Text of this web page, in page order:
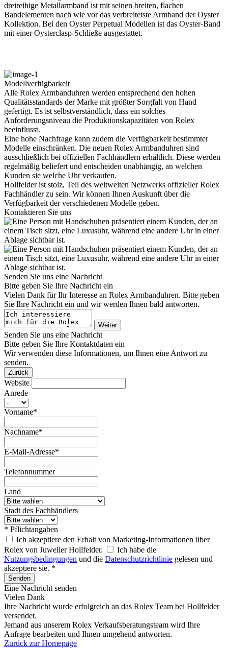
dreireihige Metallarmband ist mit seinen breiten, flachen
Bandelementen nach wie vor das verbreitetste Armband der Oyster
Kollektion. Bei den Oyster Perpetual Modellen ist das Oyster-Band
mit einer Oysterclasp-Schließe ausgestattet.
Modellverfügbarkeit
Alle Rolex Armbanduhren werden entsprechend den hohen
Qualitätsstandards der Marke mit größter Sorgfalt von Hand
gefertigt. Es ist selbstverständlich, dass ein solches
Anforderungsniveau die Produktions­kapazitäten von Rolex
beeinflusst.
Eine hohe Nachfrage kann zudem die Verfügbarkeit bestimmter
Modelle einschränken. Die neuen Rolex Armbanduhren sind
ausschließlich bei offiziellen Fachhändlern erhältlich. Diese werden
regelmäßig beliefert und entscheiden unabhängig, an welchen
Kunden sie welche Uhr verkaufen.
Hollfelderist stolz, Teil des weltweiten Netzwerks offiziellerRolex
Fachhändler zu sein. Wir können Ihnen Auskunft über die
Verfügbarkeit der verschiedenen Modelle geben.
Kontaktieren Sie uns
Senden Sie uns eine Nachricht
Bitte geben Sie Ihre Nachricht ein
Vielen Dank für Ihr Interesse an Rolex Armbanduhren. Bitte geben
Sie Ihre Nachricht ein und wir werden Ihnen bald antworten.
Weiter
Senden Sie uns eine Nachricht
Bitte geben Sie Ihre Kontaktdaten ein
Wir verwenden diese Informationen, um Ihnen eine Antwort zu
senden.
Zurück
Website
Anrede
Vorname*
Nachname*
E-Mail-Adresse*
Telefonnummer
Land
Stadt des Fachhändlers
* Pflichtangaben
Ich akzeptiere den Erhalt von Marketing-Informationen über
Rolex von Juwelier Hollfelder.
Ich habe die
Nutzungsbedingungen und die Datenschutzrichtlinie gelesen und
akzeptiere sie. *
Senden
Eine Nachricht senden
Vielen Dank
Ihre Nachricht wurde erfolgreich an das Rolex Team bei Hollfelder
versendet.
Jemand aus unserem Rolex Verkaufsberatungsteam wird Ihre
Anfrage bearbeiten und Ihnen umgehend antworten.
Zurück zur Homepage